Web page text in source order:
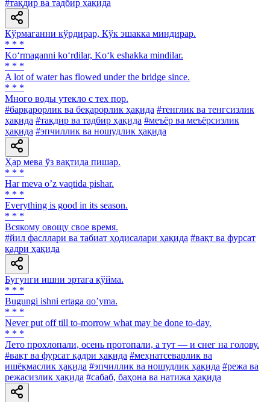
#тақдир ва тадбир ҳақида
Кўрмаганни кўрдирар, Кўк эшакка миндирар.
* * *
Ko‘rmaganni ko‘rdilar, Ko‘k eshakka mindilar.
* * *
A lot of water has flowed under the bridge since.
* * *
Много воды утекло с тех пор.
#барқарорлик ва беқарорлик ҳақида #тенглик ва тенгсизлик
ҳақида #тақдир ва тадбир ҳақида #меъёр ва меъёрсизлик
ҳақида #эпчиллик ва ношудлик ҳақида
Ҳар мева ўз вақтида пишар.
* * *
Har meva oʼz vaqtida pishar.
* * *
Everything is good in its season.
* * *
Всякому овощу свое время.
#йил фасллари ва табиат ҳодисалари ҳақида #вақт ва фурсат
қадри ҳақида
Бугунги ишни эртага қўйма.
* * *
Bugungi ishni ertaga qoʼyma.
* * *
Never put off till to-morrow what may be done to-day.
* * *
Лето прохлопали, осень протопали, а тут — и снег на голову.
#вақт ва фурсат қадри ҳақида #меҳнатсеварлик ва
ишёқмаслик ҳақида #эпчиллик ва ношудлик ҳақида #режа ва
режасизлик ҳақида #сабаб, баҳона ва натижа ҳақида